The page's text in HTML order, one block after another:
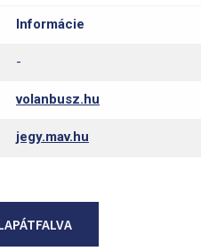
Informácie
-
volanbusz.hu
jegy.mav.hu